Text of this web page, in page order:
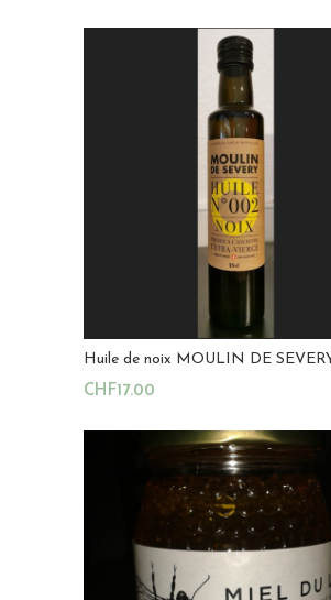
La Ruche Royale
Huile de noix MOULIN DE
CHF17.00
La Ruche Royale